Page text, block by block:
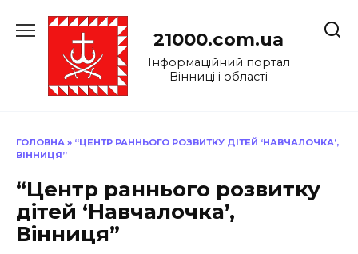
до
21000.com.ua
Інформаційний портал
Вінниці і області
ГОЛОВНА » “ЦЕНТР РАННЬОГО РОЗВИТКУ ДІТЕЙ ‘НАВЧАЛОЧКА’,
ВІННИЦЯ”
“Центр раннього розвитку
дітей ‘Навчалочка’,
Вінниця”